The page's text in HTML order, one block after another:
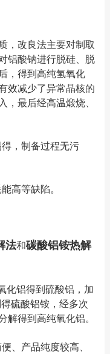
，改良法主要对制取
铝酸钠进行脱硅、脱
，得到高纯氢氧化
效减少了异常晶核的
，最后经高温煅烧、
，制备过程无污
高等缺陷。
法和碳酸铝铵热解
化铝得到硫酸铝，加
硫酸铝铵，经多次
解得到高纯氧化铝。
、产品纯度较高、